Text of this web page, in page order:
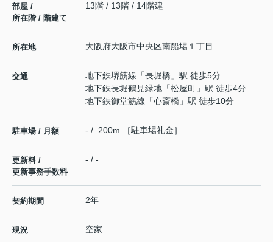
部屋 /
所在階 / 階建て
13階 / 13階 / 14階建
所在地 大阪府大阪市中央区南船場 １丁目
交通 地下鉄堺筋線 「長堀橋 」駅 徒歩5分
地下鉄長堀鶴見緑地 「松屋町 」駅 徒歩4分
地下鉄御堂筋線 「心斎橋 」駅 徒歩10分
駐車場 / 月額 - / 200m ［駐車場礼金］
更新料 /
更新事務手数料
- / -
契約期間 2年
現況 空家